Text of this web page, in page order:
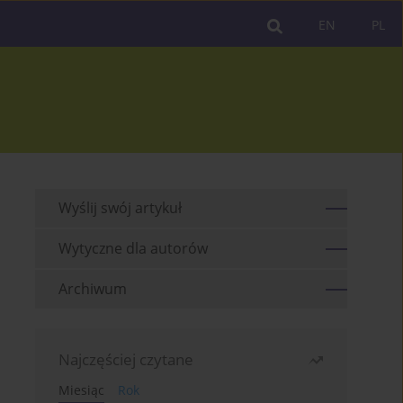
PL
EN
Wyślij swój artykuł
Wytyczne dla autorów
Archiwum
Najczęściej czytane
Miesiąc
Rok